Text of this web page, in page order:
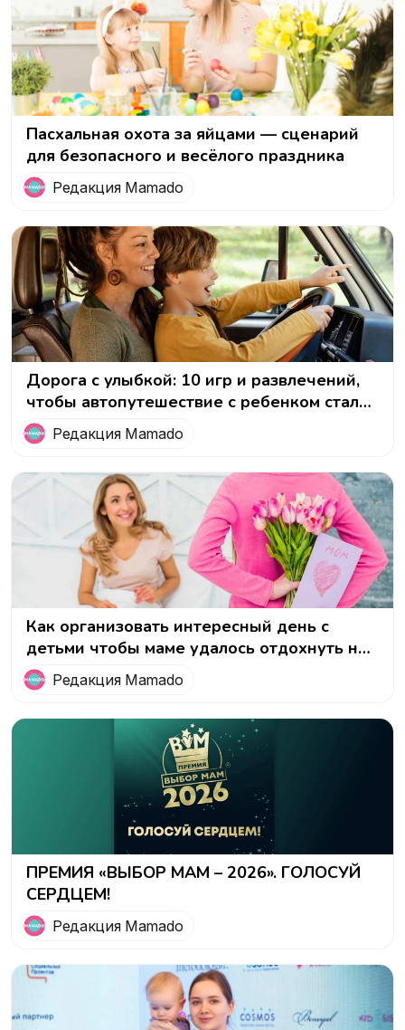
Пасхальная охота за яйцами — сценарий
для безопасного и весёлого праздника
Редакция Mamado
Дорога с улыбкой: 10 игр и развлечений,
чтобы автопутешествие с ребенком стало
приключением!
Редакция Mamado
Как организовать интересный день с
детьми чтобы маме удалось отдохнуть на
8 мартаРедакция Mamado
ПРЕМИЯ «ВЫБОР МАМ – 2026». ГОЛОСУЙ
СЕРДЦЕМ!
Редакция Mamado